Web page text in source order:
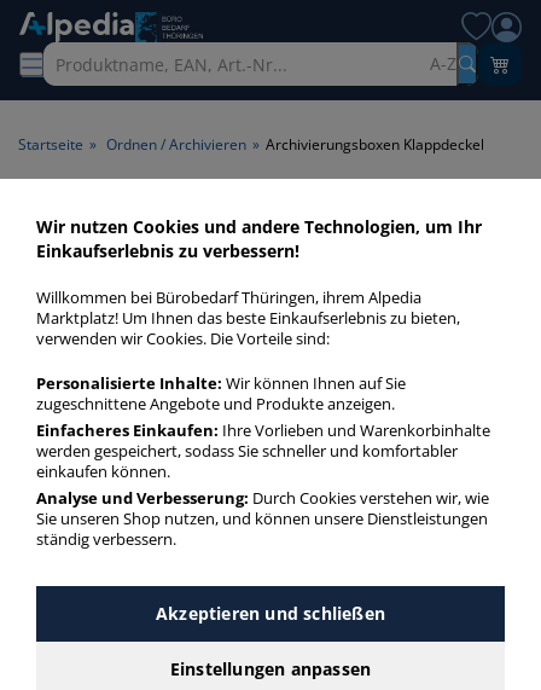
A-Z
Startseite » Ordnen / Archivieren » Archivierungsboxen Klappdeckel
Archivierungsboxen
Klappdeckel > Verschlussart
Klappdeckel
Archivierungsboxen Klappdeckel in bester Qualität zum
günstigen Preis. Finden Sie schnell Archivierungsboxen
Klappdeckel mit unserer Filter-Funktion.
Archivierungsboxen Klappdeckel
mehr Infos zur Kategorie
Häufig gesucht
Archivierungsboxen
Wir nutzen Cookies und andere Technologien, um Ihr
Einkaufserlebnis zu verbessern!
Willkommen bei Bürobedarf Thüringen, ihrem Alpedia
Marktplatz! Um Ihnen das beste Einkaufserlebnis zu bieten,
verwenden wir Cookies. Die Vorteile sind:
Personalisierte Inhalte: Wir können Ihnen auf Sie
zugeschnittene Angebote und Produkte anzeigen.
Einfacheres Einkaufen: Ihre Vorlieben und Warenkorbinhalte
werden gespeichert, sodass Sie schneller und komfortabler
einkaufen können.
Analyse und Verbesserung: Durch Cookies verstehen wir, wie
Sie unseren Shop nutzen, und können unsere Dienstleistungen
ständig verbessern.
Akzeptieren und schließen
Einstellungen anpassen